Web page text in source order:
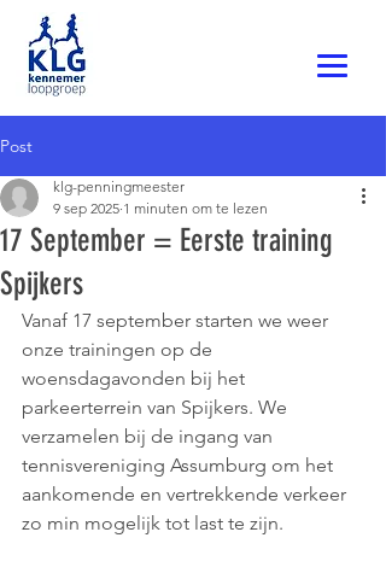
Post
17 September = Eerste training
Spijkers
klg-penningmeester
9 sep 2025 1 minuten om te lezen
Vanaf 17 september starten we weer
onze trainingen op de
woensdagavonden bij het
parkeerterrein van Spijkers. We
verzamelen bij de ingang van
tennisvereniging Assumburg om het
aankomende en vertrekkende verkeer
zo min mogelijk tot last te zijn.